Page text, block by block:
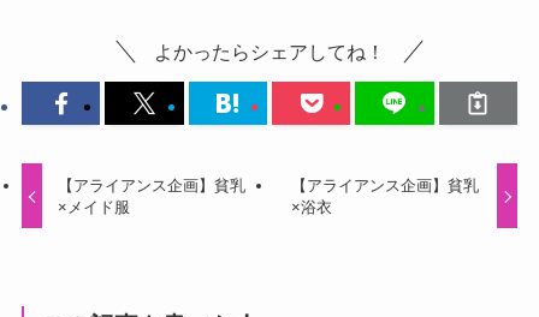
よかったらシェアしてね！
【アライアンス企画】貧乳
×メイド服
【アライアンス企画】貧乳
×浴衣